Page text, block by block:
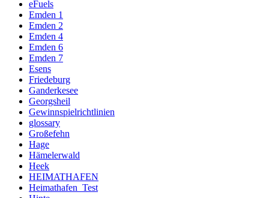
eFuels
Emden 1
Emden 2
Emden 4
Emden 6
Emden 7
Esens
Friedeburg
Ganderkesee
Georgsheil
Gewinnspielrichtlinien
glossary
Großefehn
Hage
Hämelerwald
Heek
HEIMATHAFEN
Heimathafen_Test